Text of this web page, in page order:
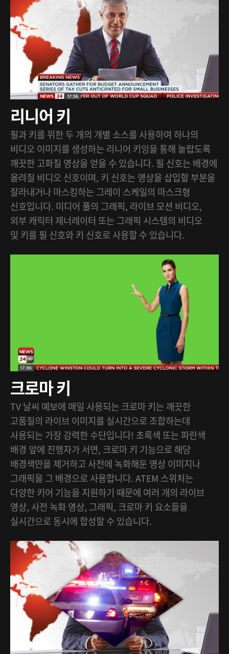
리니어 키
필과 키를 위한 두 개의 개별 소스를 사용하여 하나의
비디오 이미지를 생성하는 리니어 키잉을 통해 놀랍도록
깨끗한 고화질 영상을 얻을 수 있습니다. 필 신호는 배경에
올려질 비디오 신호이며, 키 신호는 영상을 삽입할 부분을
잘라내거나 마스킹하는 그레이 스케일의 마스크형
신호입니다. 미디어 풀의 그래픽, 라이브 모션 비디오,
외부 캐릭터 제너레이터 또는 그래픽 시스템의 비디오
및 키를 필 신호와 키 신호로 사용할 수 있습니다.
크로마 키
TV 날씨 예보에 매일 사용되는 크로마 키는 깨끗한
고품질의 라이브 이미지를 실시간으로 조합하는데
사용되는 가장 강력한 수단입니다! 초록색 또는 파란색
배경 앞에 진행자가 서면, 크로마 키 기능으로 해당
배경색만을 제거하고 사전에 녹화해둔 영상 이미지나
그래픽을 그 배경으로 사용합니다. ATEM 스위처는
다양한 키어 기능을 지원하기 때문에 여러 개의 라이브
영상, 사전 녹화 영상, 그래픽, 크로마 키 요소들을
실시간으로 동시에 합성할 수 있습니다.